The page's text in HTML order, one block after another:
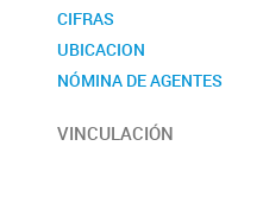
CIFRAS
UBICACION
NÓMINA DE AGENTES
VINCULACIÓN